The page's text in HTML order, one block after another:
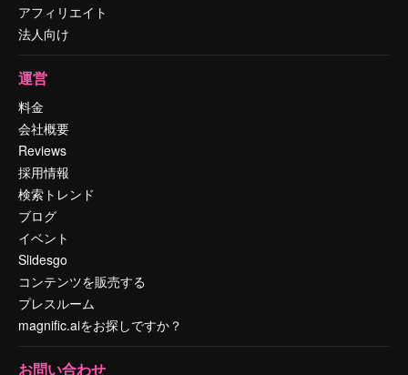
アフィリエイト
法人向け
運営
料金
会社概要
Reviews
採用情報
検索トレンド
ブログ
イベント
Slidesgo
コンテンツを販売する
プレスルーム
magnific.aiをお探しですか？
お問い合わせ